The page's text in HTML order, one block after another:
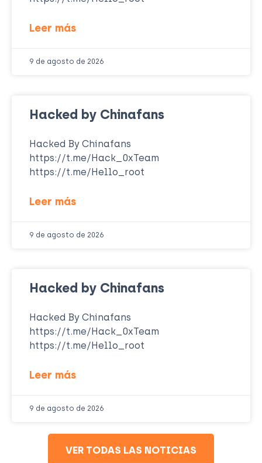
Leer más
9 de agosto de 2026
Hacked by Chinafans
Hacked By Chinafans
https://t.me/Hack_0xTeam
https://t.me/Hello_root
Leer más
9 de agosto de 2026
Hacked by Chinafans
Hacked By Chinafans
https://t.me/Hack_0xTeam
https://t.me/Hello_root
Leer más
9 de agosto de 2026
VER TODAS LAS NOTICIAS